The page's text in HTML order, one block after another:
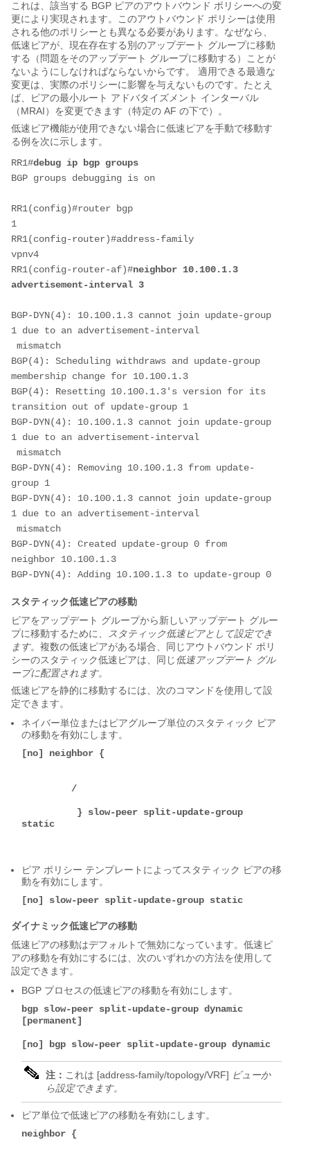
これは、該当する BGP ピアのアウトバウンド ポリシーへの変
更により実現されます。このアウトバウンド ポリシーは使用
される他のポリシーとも異なる必要があります。なぜなら、
低速ピアが、現在存在する別のアップデート グループに移動
する（問題をそのアップデート グループに移動する）ことが
ないようにしなければならないからです。 適用できる最適な
変更は、実際のポリシーに影響を与えないものです。たとえ
ば、ピアの最小ルート アドバタイズメント インターバル
（MRAI）を変更できます（特定の AF の下で）。
低速ピア機能が使用できない場合に低速ピアを手動で移動す
る例を次に示します。
RR1#debug ip bgp groups
BGP groups debugging is on
RR1(config)#router bgp
1
RR1(config-router)#address-family
vpnv4
RR1(config-router-af)#neighbor 10.100.1.3
advertisement-interval 3
BGP-DYN(4): 10.100.1.3 cannot join update-group
1 due to an advertisement-interval
mismatch
BGP(4): Scheduling withdraws and update-group
membership change for 10.100.1.3
BGP(4): Resetting 10.100.1.3's version for its
transition out of update-group 1
BGP-DYN(4): 10.100.1.3 cannot join update-group
1 due to an advertisement-interval
mismatch
BGP-DYN(4): Removing 10.100.1.3 from update-
group 1
BGP-DYN(4): 10.100.1.3 cannot join update-group
1 due to an advertisement-interval
mismatch
BGP-DYN(4): Created update-group 0 from
neighbor 10.100.1.3
BGP-DYN(4): Adding 10.100.1.3 to update-group 0
スタティック低速ピアの移動
ピアをアップデート グループから新しいアップデート グルー
プに移動するために、
スタティック低速ピアとして設定でき
ます。 複数の低速ピアがある場合、同じアウトバウンド ポリ
シーのスタティック低速ピアは、同じ低速アップデート グル
ープに配置されます。
低速ピアを静的に移動するには、次のコマンドを使用して設
定できます。
ネイバー単位またはピアグループ単位のスタティック ピア
の移動を有効にします。
[no] neighbor {
static
ピア ポリシー テンプレートによってスタティック ピアの移
動を有効にします。
[no] slow-peer split-update-group static
ダイナミック低速ピアの移動
低速ピアの移動はデフォルトで無効になっています。低速ピ
アの移動を有効にするには、次のいずれかの方法を使用して
設定できます。
BGP プロセスの低速ピアの移動を有効にします。
bgp slow-peer split-update-group dynamic
[permanent]
[no] bgp slow-peer split-update-group dynamic
注： これは [address-family/topology/VRF] ビューか
ら設定できます。
ピア単位で低速ピアの移動を有効にします。
neighbor {